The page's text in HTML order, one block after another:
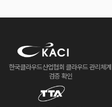
한국클라우드산업협회 클라우드 관리체계
검증 확인